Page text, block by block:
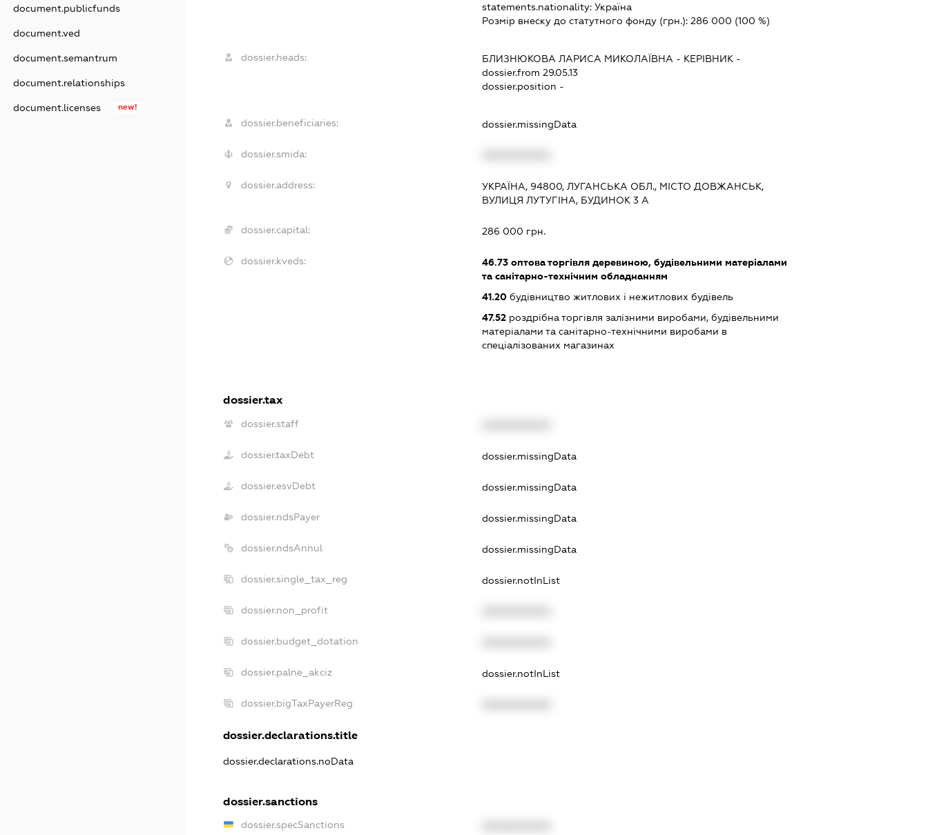
document.publicfunds
document.ved
document.semantrum
document.relationships
document.licenses new!
statements.nationality: Україна
Розмір внеску до статутного фонду (грн.): 286 000 (100 %)
dossier.heads: БЛИЗНЮКОВА ЛАРИСА МИКОЛАЇВНА - КЕРІВНИК-
dossier.from 29.05.13
dossier.position -
dossier.beneficiaries: dossier.missingData
dossier.smida:
dossier.address:
УКРАЇНА, 94800, ЛУГАНСЬКА ОБЛ., МІСТО ДОВЖАНСЬК,
ВУЛИЦЯ ЛУТУГІНА, БУДИНОК 3 А
dossier.capital: 286 000 грн.
dossier.kveds: 46.73оптова торгівля деревиною, будівельними матеріалами
та санітарно-технічним обладнанням
41.20будівництво житлових і нежитлових будівель
47.52роздрібна торгівля залізними виробами, будівельними
матеріалами та санітарно-технічними виробами в
спеціалізованих магазинах
dossier.tax
dossier.staff
dossier.taxDebt dossier.missingData
dossier.esvDebt dossier.missingData
dossier.ndsPayer dossier.missingData
dossier.ndsAnnul dossier.missingData
dossier.single_tax_reg dossier.notInList
dossier.non_profit
dossier.budget_dotation
dossier.palne_akciz dossier.notInList
dossier.bigTaxPayerReg
dossier.declarations.title
dossier.declarations.noData
dossier.sanctions
dossier.specSanctions